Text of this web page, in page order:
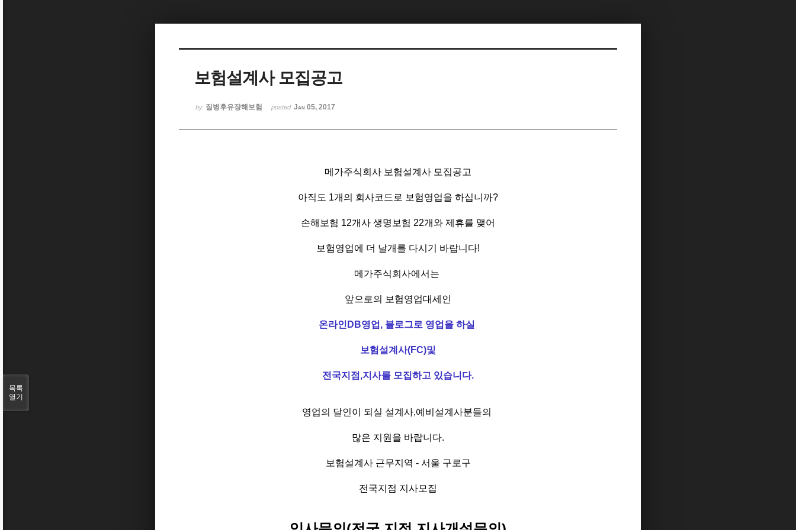
보험설계사 모집공고
by 질병후유장해보험 posted Jan 05, 2017
메가주식회사 보험설계사 모집공고
아직도 1개의 회사코드로 보험영업을 하십니까?
손해보험 12개사 생명보험 22개와 제휴를 맺어
보험영업에 더 날개를 다시기 바랍니다!
메가주식회사에서는
앞으로의 보험영업대세인
온라인DB영업, 블로그로 영업을 하실
보험설계사(FC)및
전국지점,지사를 모집하고 있습니다.
영업의 달인이 되실 설계사,예비설계사분들의
많은 지원을 바랍니다.
보험설계사 근무지역 - 서울 구로구
전국지점 지사모집
목록
열기
Sketchbook5, 스케치북5
Sketchbook5, 스케치북5